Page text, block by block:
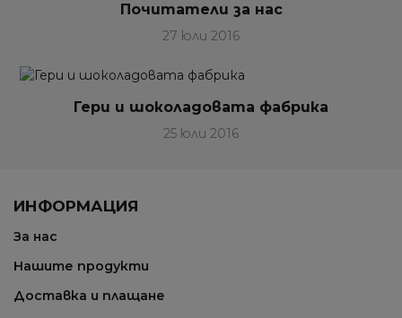
Почитатели за нас
27 юли 2016
Гери и шоколадовата фабрика
25 юли 2016
ИНФОРМАЦИЯ
За нас
Нашите продукти
Доставка и плащане